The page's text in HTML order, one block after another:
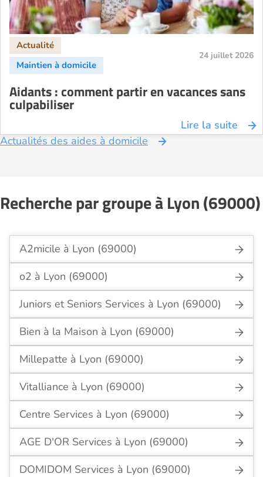
24 juillet 2026
Aidants : comment partir en vacances sans
culpabiliser
Lire la suite
Actualités des aides à domicile
Recherche par groupe à Lyon (69000)
A2micile à Lyon (69000)
o2 à Lyon (69000)
Juniors et Seniors Services à Lyon (69000)
Bien à la Maison à Lyon (69000)
Millepatte à Lyon (69000)
Vitalliance à Lyon (69000)
Centre Services à Lyon (69000)
AGE D'OR Services à Lyon (69000)
DOMIDOM Services à Lyon (69000)